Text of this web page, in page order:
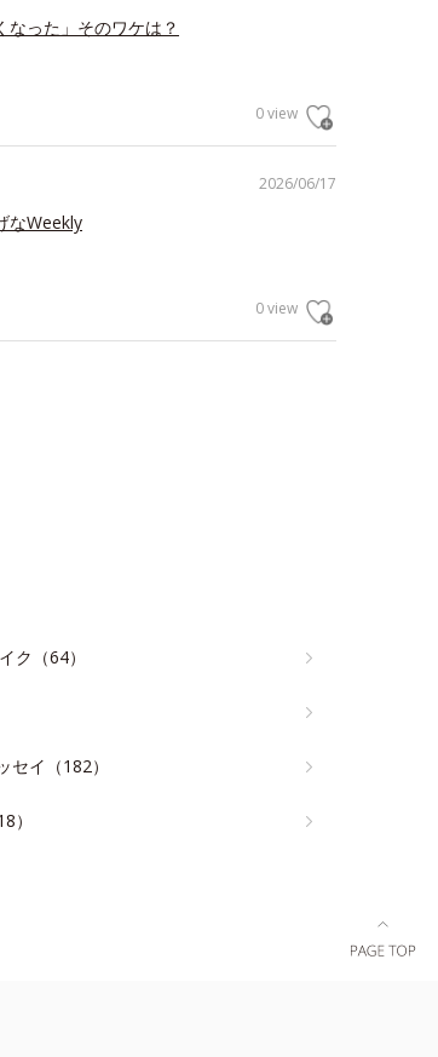
なった」そのワケは？
0 view
2026/06/17
なWeekly
0 view
ク（64）
セイ（182）
）